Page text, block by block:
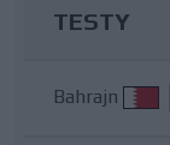
TESTY
Bahrajn